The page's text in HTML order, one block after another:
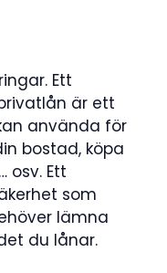
Ett
är ett
använda för
bostad, köpa
osv. Ett
som
lämna
du lånar.